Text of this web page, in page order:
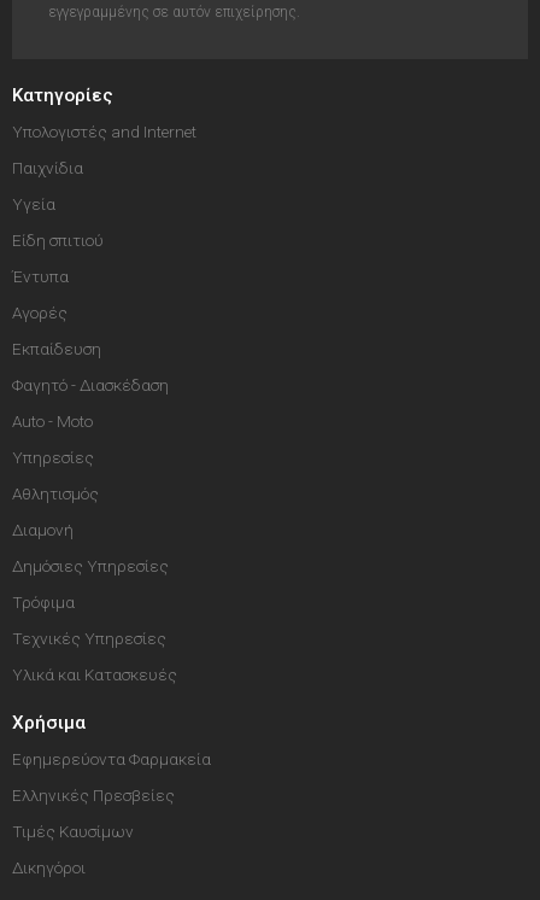
εγγεγραμμένης σε αυτόν επιχείρησης.
Κατηγορίες
Υπολογιστές and Internet
Παιχνίδια
Υγεία
Είδη σπιτιού
Έντυπα
Αγορές
Εκπαίδευση
Φαγητό - Διασκέδαση
Auto - Moto
Υπηρεσίες
Αθλητισμός
Διαμονή
Δημόσιες Υπηρεσίες
Τρόφιμα
Τεχνικές Υπηρεσίες
Υλικά και Κατασκευές
Χρήσιμα
Εφημερεύοντα Φαρμακεία
Ελληνικές Πρεσβείες
Τιμές Καυσίμων
Δικηγόροι